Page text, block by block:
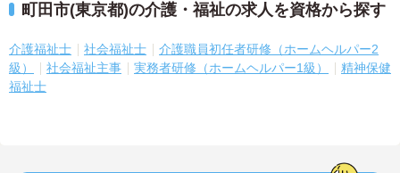
町田市(東京都)の介護・福祉の求人を資格から探す
介護福祉士 社会福祉士
介護職員初任者研修（ホームヘルパー2
級）
社会福祉主事 実務者研修（ホームヘルパー1級）
精神保健
福祉士